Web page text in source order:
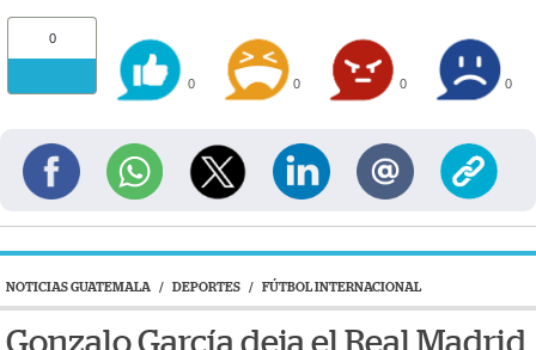
0
0 0 0 0
NOTICIAS GUATEMALA / DEPORTES / FÚTBOL INTERNACIONAL
Gonzalo García deja el Real Madrid